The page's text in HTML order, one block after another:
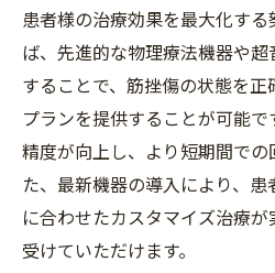
患者様の治療効果を最大化す
ば、先進的な物理療法機器や
することで、筋挫傷の状態を
プランを提供することが可能
精度が向上し、より短期間での
た、最新機器の導入により、
に合わせたカスタマイズ治療
受けていただけます。